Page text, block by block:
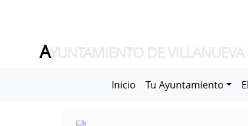
AYUNTAMIENTO DE VILLANUEVA
Inicio Tu Ayuntamiento